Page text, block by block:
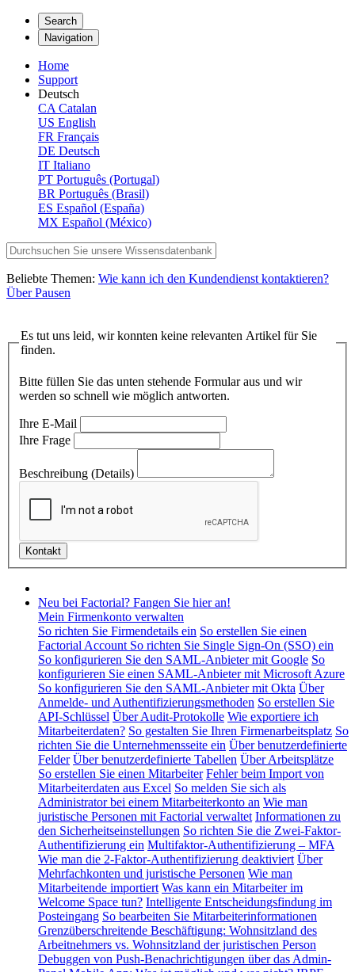
Search
Navigation
Home
Support
Deutsch
CA Catalan
US English
FR Français
DE Deutsch
IT Italiano
PT Português (Portugal)
BR Português (Brasil)
ES Español (España)
MX Español (México)
Beliebte Themen: Wie kann ich den Kundendienst kontaktieren?
Über Pausen
Es tut uns leid, wir konnten keine relevanten Artikel für Sie
finden.
Bitte füllen Sie das unten stehende Formular aus und wir
werden so schnell wie möglich antworten.
Ihre E-Mail
Ihre Frage
Beschreibung (Details)
Neu bei Factorial? Fangen Sie hier an!
Mein Firmenkonto verwalten
So richten Sie Firmendetails ein So erstellen Sie einen
Factorial Account So richten Sie Single Sign-On (SSO) ein
So konfigurieren Sie den SAML-Anbieter mit Google So
konfigurieren Sie einen SAML-Anbieter mit Microsoft Azure
So konfigurieren Sie den SAML-Anbieter mit Okta Über
Anmelde- und Authentifizierungsmethoden So erstellen Sie
API-Schlüssel Über Audit-Protokolle Wie exportiere ich
Mitarbeiterdaten? So gestalten Sie Ihren Firmenarbeitsplatz So
richten Sie die Unternehmensseite ein Über benutzerdefinierte
Felder Über benutzerdefinierte Tabellen Über Arbeitsplätze
So erstellen Sie einen Mitarbeiter Fehler beim Import von
Mitarbeiterdaten aus Excel So melden Sie sich als
Administrator bei einem Mitarbeiterkonto an Wie man
juristische Personen mit Factorial verwaltet Informationen zu
den Sicherheitseinstellungen So richten Sie die Zwei-Faktor-
Authentifizierung ein Multifaktor-Authentifizierung – MFA
Wie man die 2-Faktor-Authentifizierung deaktiviert Über
Mehrfachkonten und juristische Personen Wie man
Mitarbeitende importiert Was kann ein Mitarbeiter im
Welcome Space tun? Intelligente Entscheidungsfindung im
Posteingang So bearbeiten Sie Mitarbeiterinformationen
Grenzüberschreitende Beschäftigung: Wohnsitzland des
Arbeitnehmers vs. Wohnsitzland der juristischen Person
Debuggen von Push-Benachrichtigungen über das Admin-